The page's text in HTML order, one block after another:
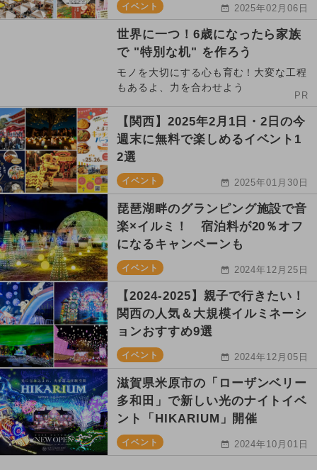
イベント 2025年02月06日
世界に一つ！6歳になったら家族
で "特別な机" を作ろう
モノを大切にする心も育む！大変な工程
もあるよ、力を合わせよう
PR
【関西】2025年2月1日・2日の今
週末に無料で楽しめるイベント1
2選
イベント 2025年01月30日
琵琶湖畔のグランピング施設で音
楽×イルミ！ 宿泊料が20％オフ
になるキャンペーンも
イベント 2024年12月25日
【2024-2025】親子で行きたい！
関西の人気＆大規模イルミネーシ
ョンおすすめ9選
イベント 2024年12月05日
滋賀県米原市の「ローザンベリー
多和田」で新しい光のナイトイベ
ント「HIKARIUM」開催
イベント 2024年10月01日